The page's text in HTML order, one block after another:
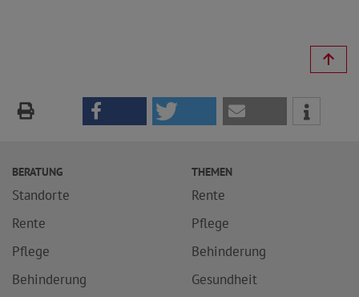
BERATUNG
Standorte
Rente
Pflege
Behinderung
THEMEN
Rente
Pflege
Behinderung
Gesundheit